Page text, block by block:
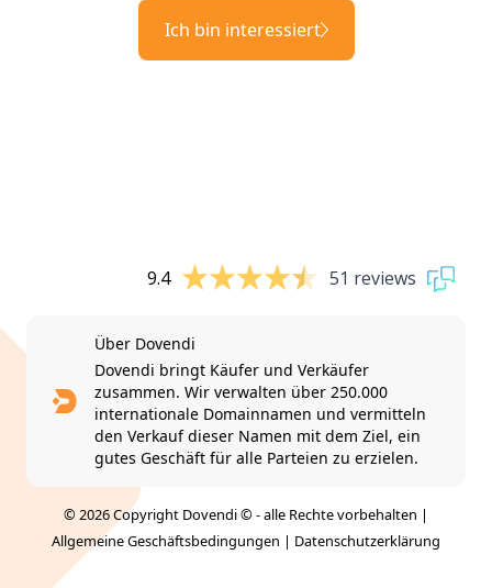
Ich bin interessiert
9.4 51 reviews
Über Dovendi
Dovendi bringt Käufer und Verkäufer
zusammen. Wir verwalten über 250.000
internationale Domainnamen und vermitteln
den Verkauf dieser Namen mit dem Ziel, ein
gutes Geschäft für alle Parteien zu erzielen.
© 2026 Copyright Dovendi © - alle Rechte vorbehalten |
Allgemeine Geschäftsbedingungen | Datenschutzerklärung